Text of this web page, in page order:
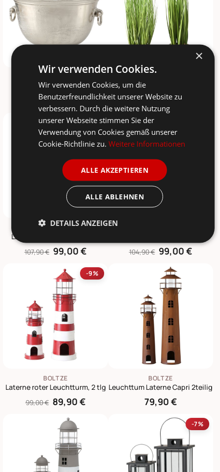
Sektkühler King
239,00 € 169,00 €
Kunst Topfpflanze Gras
24,90 € 23,90 €
-8%
BOLTZE
Laterne Arana Maritim 3 tlg
107,90 € 99,00 € 104,90 € 99,00 €
-9%
BOLTZE
Laterne roter Leuchtturm, 2 tlg
99,00 € 89,90 €
BOLTZE
Leuchttum Laterne Capri 2teilig
79,90 €
-7%
×
Wir verwenden Cookies.
Wir verwenden Cookies, um die
Benutzerfreundlichkeit unserer Website zu
verbessern. Durch die weitere Nutzung
unserer Webseite stimmen Sie der
Verwendung von Cookies gemäß unserer
Cookie-Richtlinie zu. Weitere Informationen
ALLE AKZEPTIEREN
ALLE ABLEHNEN
DETAILS ANZEIGEN